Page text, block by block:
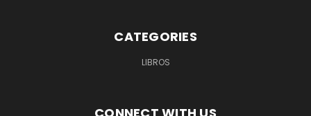
CATEGORIES
LIBROS